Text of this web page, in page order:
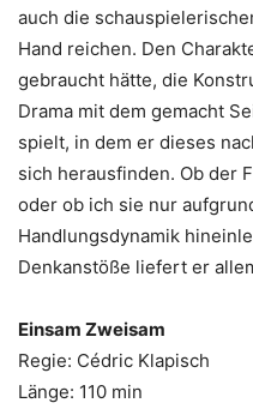
auch die
Hand reichen. Den
gebraucht hätte, die
Drama mit dem gemacht
spielt, in dem er dieses
sich herausfinden. Ob der
oder ob ich sie nur
Handlungsdynamik
Denkanstöße liefert er
Einsam Zweisam
Regie: Cédric Klapisch
Länge: 110 min